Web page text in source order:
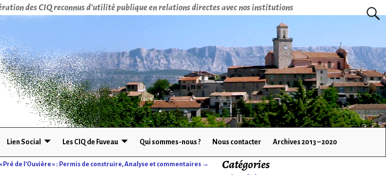
des CIQ reconnus d’utilité publique en relations directes avec nos institutions
Lien Social Les CIQ de Fuveau Qui sommes-nous ? Nous contacter Archives 2013 – 2020
« Pré de l’Ouvière » : Permis de construire, Analyse et commentaires → Catégories